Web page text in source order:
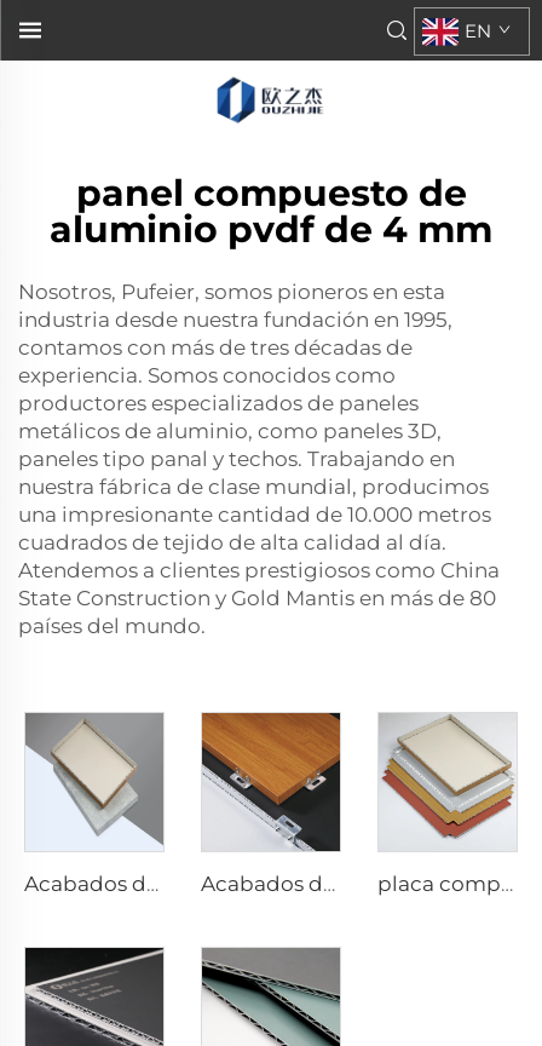
EN
panel compuesto de
aluminio pvdf de 4 mm
Nosotros, Pufeier, somos pioneros en esta
industria desde nuestra fundación en 1995,
contamos con más de tres décadas de
experiencia. Somos conocidos como
productores especializados de paneles
metálicos de aluminio, como paneles 3D,
paneles tipo panal y techos. Trabajando en
nuestra fábrica de clase mundial, producimos
una impresionante cantidad de 10.000 metros
cuadrados de tejido de alta calidad al día.
Atendemos a clientes prestigiosos como China
State Construction y Gold Mantis en más de 80
países del mundo.
Acabados de piedra acp - 4 mm x 1220 mm x 2440 mm Acabados de madera acp Placa compuesta - 4 mm x 1220 mm x 2440 mm placa compuesta de aluminio de 4 mm - 4 mm 1220 mm x 2440 mm (122 cm x 244 cm)